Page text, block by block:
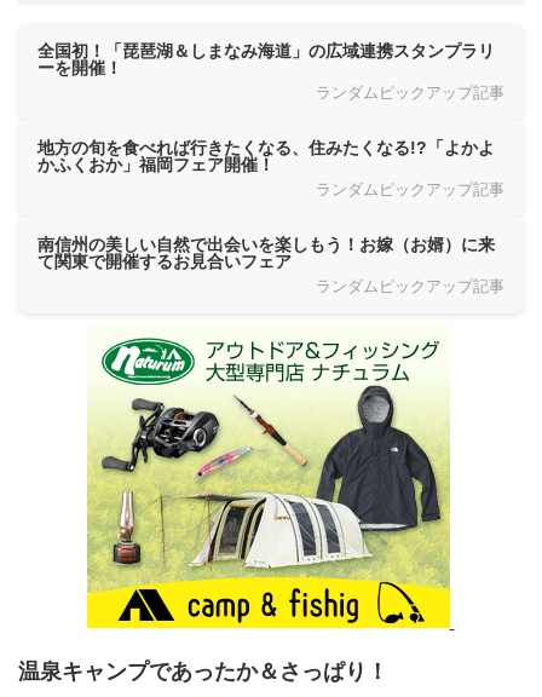
全国初！「琵琶湖＆しまなみ海道」の広域連携スタンプラリ
ーを開催！
ランダムピックアップ記事
地方の旬を食べれば行きたくなる、住みたくなる!?「よかよ
かふくおか」福岡フェア開催！
ランダムピックアップ記事
南信州の美しい自然で出会いを楽しもう！お嫁（お婿）に来
て関東で開催するお見合いフェア
ランダムピックアップ記事
温泉キャンプであったか＆さっぱり！